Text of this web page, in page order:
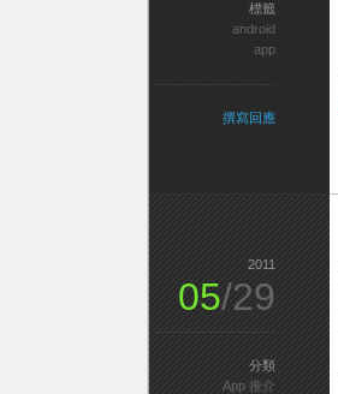
標籤
android
app
撰寫回應
2011
05/29
分類
App 推介